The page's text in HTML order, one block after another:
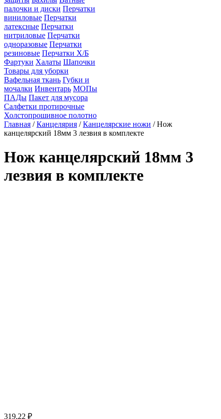
палочки и диски Перчатки
виниловые Перчатки
латексные Перчатки
нитриловые Перчатки
одноразовые Перчатки
резиновые Перчатки Х/Б
Фартуки Халаты Шапочки
Товары для уборки
Вафельная ткань Губки и
мочалки Инвентарь МОПы
ПАДы Пакет для мусора
Салфетки протирочные
Холстопрошивное полотно
Главная /Канцелярия /Канцелярские ножи / Нож
канцелярский 18мм 3 лезвия в комплекте
Нож канцелярский 18мм 3
лезвия в комплекте
319,22 ₽